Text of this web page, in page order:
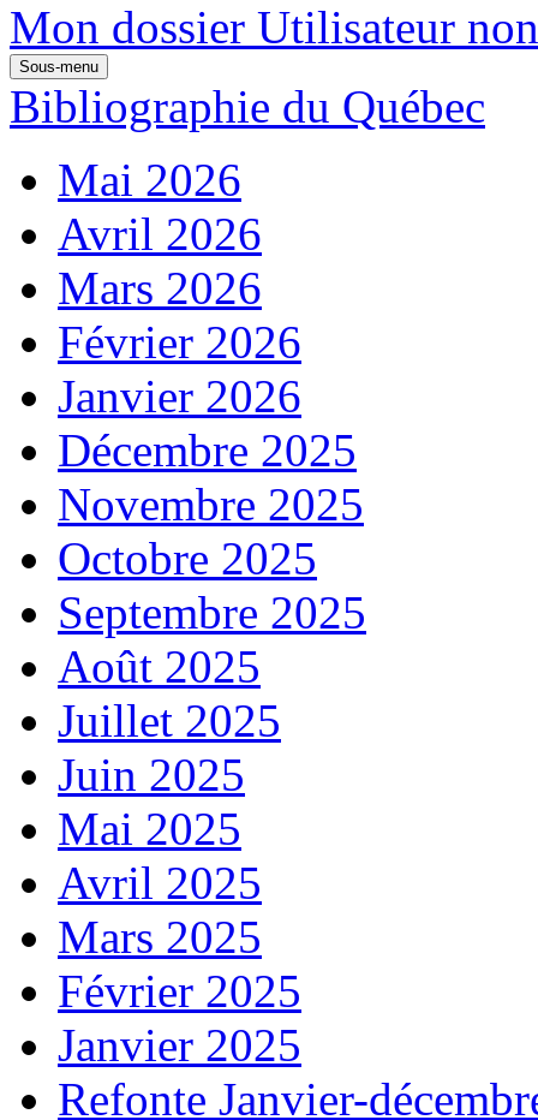
Mon dossier Utilisateur
Sous-menu
Bibliographie du Québec
Mai 2026
Avril 2026
Mars 2026
Février 2026
Janvier 2026
Décembre 2025
Novembre 2025
Octobre 2025
Septembre 2025
Août 2025
Juillet 2025
Juin 2025
Mai 2025
Avril 2025
Mars 2025
Février 2025
Janvier 2025
Refonte Janvier-